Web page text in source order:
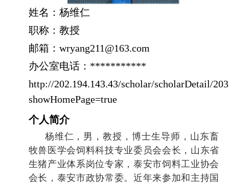
姓名：杨维仁
职称：教授
邮箱： wryang211@163.com
办公室电话： ***********
http://202.194.143.43/scholar/scholarDetail/
showHomePage=true
个人简介
杨维仁，男，教授，博士生导师，山东畜
牧兽医学会饲料科技专业委员会会长 ，山东省
生猪产业体系岗位专家，泰安市饲料工业协会
会长，泰安市政协常委。近年来参加和主持国